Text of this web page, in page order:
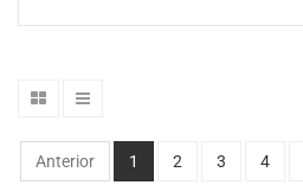
Anterior 1 2 3 4